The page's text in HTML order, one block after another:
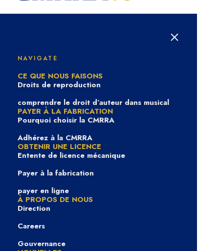
NAVIGATE
CE QUE NOUS FAISONS
Droits de reproduction
comprendre le droit d’auteur dans musical
PAYER À LA FABRICATION
Pourquoi choisir la CMRRA
Adhérez à la CMRRA
OBTENIR UNE LICENCE
Entente de licence mécanique
Payer à la fabrication
payer en ligne
À PROPOS DE NOUS
Direction
Careers
Gouvernance
PROFIL : La carrière de
Dean Brody, grande
figure de la musique
country canadienne, est
alimentée par le souffle
d’une écriture puissante
— et par le contrôle de
son propre catalogue.